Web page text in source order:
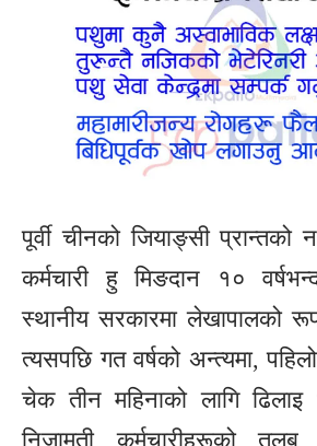
पूर्वी चीनको जियाङ्सी प्रान्तको
कर्मचारी हु मिङदान १०
स्थानीय सरकारमा लेखापालको
त्यसपछि गत वर्षको अन्त्यमा,
चेक तीन महिनाको लागि
निजामती कर्मचारीहरूको तलब